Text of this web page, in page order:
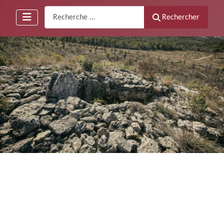
Rechercher